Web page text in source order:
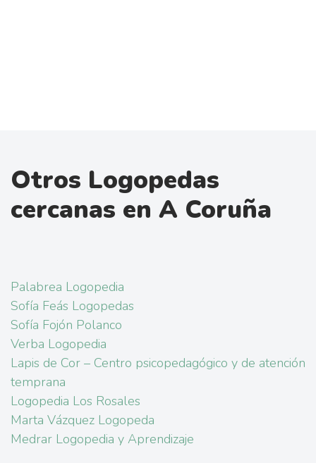
Otros Logopedas
cercanas en A Coruña
Palabrea Logopedia
Sofía Feás Logopedas
Sofía Fojón Polanco
Verba Logopedia
Lapis de Cor – Centro psicopedagógico y de atención
temprana
Logopedia Los Rosales
Marta Vázquez Logopeda
Medrar Logopedia y Aprendizaje